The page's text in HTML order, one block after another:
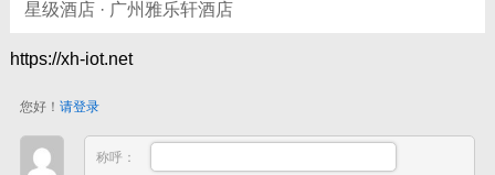
星级酒店 · 广州雅乐轩酒店
https://xh-iot.net
您好！ 请登录
称呼：